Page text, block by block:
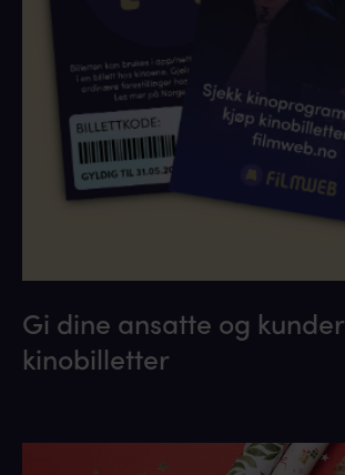
Gi dine ansatte og kunder
kinobilletter